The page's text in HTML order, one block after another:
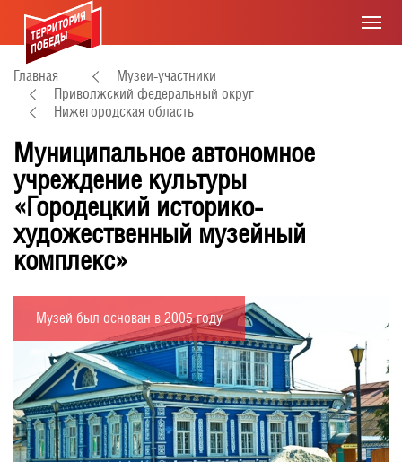
Главная
Музеи-участники
Приволжский федеральный округ
Нижегородская область
Муниципальное автономное
учреждение культуры
«Городецкий историко-
художественный музейный
комплекс»
Музей был основан в 2005 году